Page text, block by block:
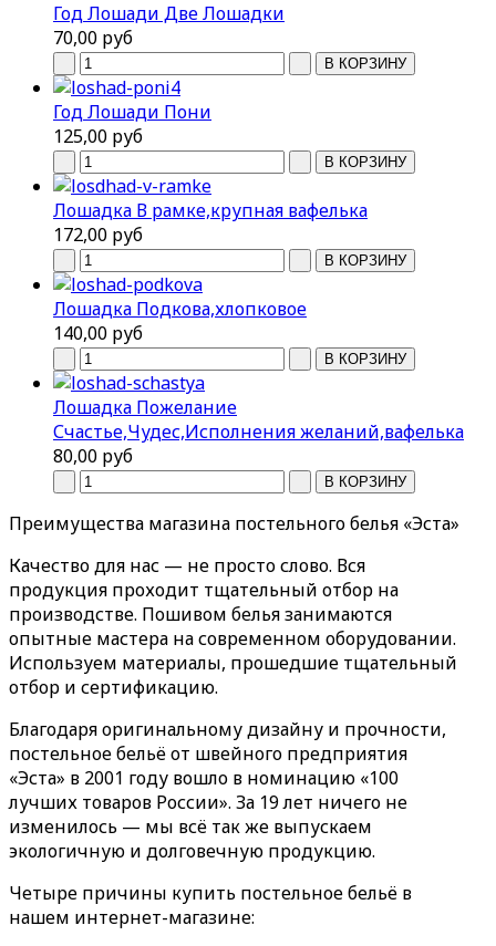
Год Лошади Две Лошадки
70,00 руб
Год Лошади Пони
125,00 руб
Лошадка В рамке,крупная вафелька
172,00 руб
Лошадка Подкова,хлопковое
140,00 руб
Лошадка Пожелание
Счастье,Чудес,Исполнения желаний,вафелька
80,00 руб
Преимущества магазина постельного белья «Эста»
Качество для нас — не просто слово. Вся
продукция проходит тщательный отбор на
производстве. Пошивом белья занимаются
опытные мастера на современном оборудовании.
Используем материалы, прошедшие тщательный
отбор и сертификацию.
Благодаря оригинальному дизайну и прочности,
постельное бельё от швейного предприятия
«Эста» в 2001 году вошло в номинацию «100
лучших товаров России». За 19 лет ничего не
изменилось — мы всё так же выпускаем
экологичную и долговечную продукцию.
Четыре причины купить постельное бельё в
нашем интернет-магазине: